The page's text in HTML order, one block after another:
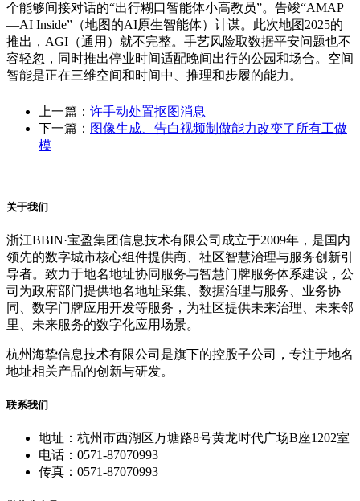
个能够间接对话的“出行糊口智能体小高教员”。告竣“AMAP
—AI Inside”（地图的AI原生智能体）计谋。此次地图2025的
推出，AGI（通用）就不完整。手艺风险取数据平安问题也不
容轻忽，同时推出停业时间适配晚间出行的公园和场合。空间
智能是正在三维空间和时间中、推理和步履的能力。
上一篇： 许手动处置抠图消息
下一篇： 图像生成、告白视频制做能力改变了所有工做
模
关于我们
浙江BBIN·宝盈集团信息技术有限公司成立于2009年，是国内
领先的数字城市核心组件提供商、社区智慧治理与服务创新引
导者。致力于地名地址协同服务与智慧门牌服务体系建设，公
司为政府部门提供地名地址采集、数据治理与服务、业务协
同、数字门牌应用开发等服务，为社区提供未来治理、未来邻
里、未来服务的数字化应用场景。
杭州海挚信息技术有限公司是旗下的控股子公司，专注于地名
地址相关产品的创新与研发。
联系我们
地址：杭州市西湖区万塘路8号黄龙时代广场B座1202室
电话：0571-87070993
传真：0571-87070993